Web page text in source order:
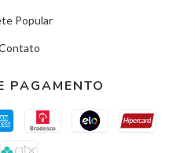
Popular
PAGAMENTO